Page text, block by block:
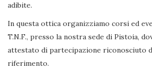
adibite.
In questa ottica organizziamo corsi ed
T.N.F., presso la nostra sede di Pistoia,
attestato di partecipazione riconosciuto
riferimento.